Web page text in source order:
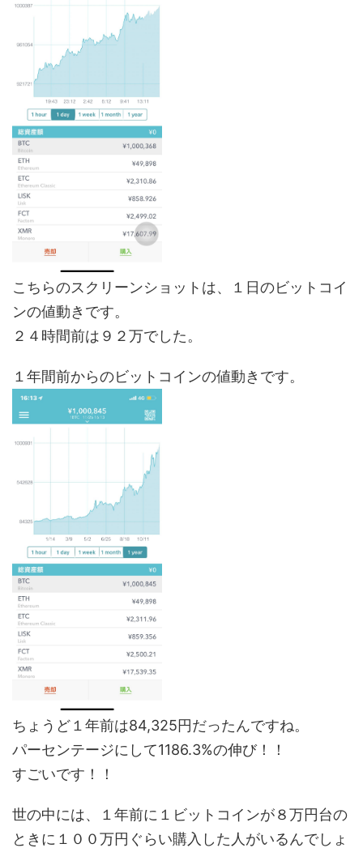
こちらのスクリーンショットは、１日のビットコイ
ンの値動きです。
２４時間前は９２万でした。
１年間前からのビットコインの値動きです。
ちょうど１年前は84,325円だったんですね。
パーセンテージにして1186.3%の伸び！！
すごいです！！
世の中には、１年前に１ビットコインが８万円台の
ときに１００万円ぐらい購入した人がいるんでしょ